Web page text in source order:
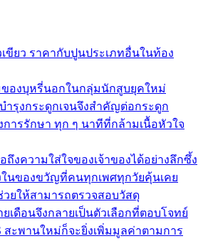
เขียว ราคากับปูนประเภทอื่นในท้อง
องบุหรี่นอกในกลุ่มนักสูบยุคใหม่
ำรุงกระดูกเจนจึงสำคัญต่อกระดูก
การรักษา ทุก ๆ นาทีที่กล้ามเนื้อหัวใจ
ถึงความใส่ใจของเจ้าของได้อย่างลึกซึ้ง
นของขวัญที่คนทุกเพศทุกวัยคุ้นเคย
ช่วยให้สามารถตรวจสอบวัสดุ
เดือนจึงกลายเป็นตัวเลือกที่ตอบโจทย์
สะพานใหม่ก็จะยิ่งเพิ่มมูลค่าตามการ